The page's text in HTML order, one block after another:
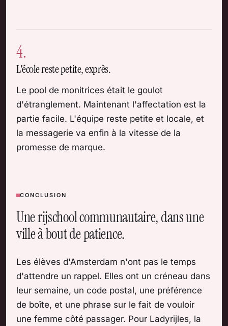
4.
L'école reste petite, exprès.
Le pool de monitrices était le goulot
d'étranglement. Maintenant l'affectation est la
partie facile. L'équipe reste petite et locale, et
la messagerie va enfin à la vitesse de la
promesse de marque.
CONCLUSION
Une rijschool communautaire, dans une
ville à bout de patience.
Les élèves d'Amsterdam n'ont pas le temps
d'attendre un rappel. Elles ont un créneau dans
leur semaine, un code postal, une préférence
de boîte, et une phrase sur le fait de vouloir
une femme côté passager. Pour Ladyrijles, la